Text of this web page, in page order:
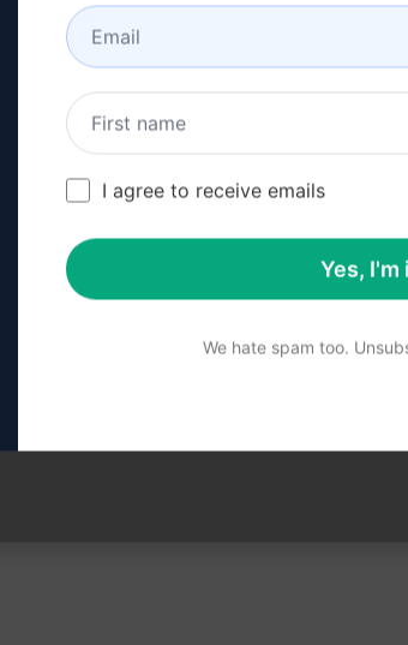
I agree to receive emails
Yes, I'm
We hate spam too.